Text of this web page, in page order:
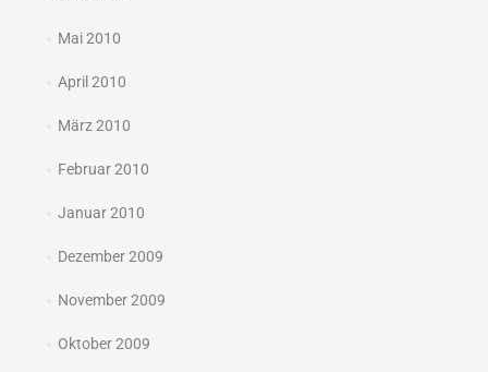
Mai 2010
April 2010
März 2010
Februar 2010
Januar 2010
Dezember 2009
November 2009
Oktober 2009